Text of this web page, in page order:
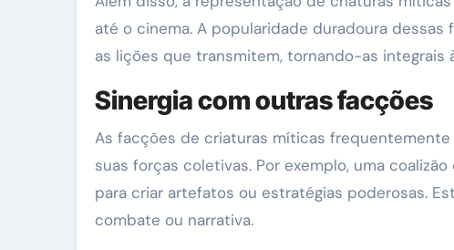
até o cinema. A popularidade duradoura
as lições que transmitem, tornando-as integrais
Sinergia com outras facções
As facções de criaturas míticas
suas forças coletivas. Por exemplo, uma
para criar artefatos ou estratégias poderosas.
combate ou narrativa.